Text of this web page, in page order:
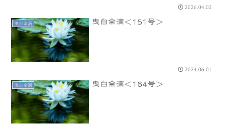
2026.04.02
曳白余滴 曳白余滴＜151号＞
2024.06.01
曳白余滴 曳白余滴＜164号＞